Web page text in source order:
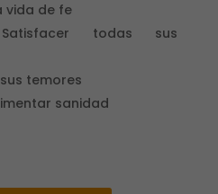
vida de fe
todas sus
temores
sanidad